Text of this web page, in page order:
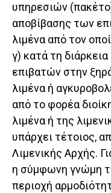
υπηρεσιών
αποβίβασης των
λιμένα από τον
γ) κατά τη
επιβατών στην
λιμένα ή
από το φορέα
λιμένα ή της
υπάρχει τέτοιος,
Λιμενικής Αρχής.
η σύμφωνη γνώμη
περιοχή